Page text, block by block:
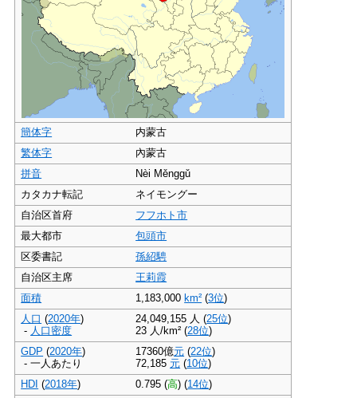
簡体字
内蒙古
繁体字
內蒙古
拼音
Nèi Měnggǔ
カタカナ転記
ネイモングー
自治区首府
フフホト市
最大都市
包頭市
区委書記
孫紹騁
自治区主席
王莉霞
面積
1,183,000 km² (3位)
人口 (2020年)
- 人口密度
24,049,155 人 (25位)
23 人/km² (28位)
GDP (2020年)
- 一人あたり
17360億元 (22位)
72,185 元 (10位)
HDI (2018年) 0.795 (高) (14位)